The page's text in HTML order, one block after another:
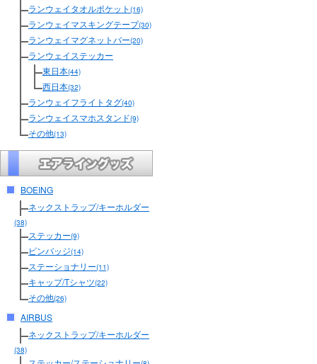
ランウェイタオルポケット (16)
ランウェイマスキングテープ(30)
ランウェイマグネットバー(20)
ランウェイステッカー
東日本(44)
西日本(32)
ランウェイフライトタグ(40)
ランウェイスマホスタンド(9)
その他(13)
BOEING
ネックストラップ/キーホルダー
(38)
ステッカー(9)
ピンバッジ(14)
ステーショナリー(11)
キャップ/Tシャツ(22)
その他(26)
AIRBUS
ネックストラップ/キーホルダー
(38)